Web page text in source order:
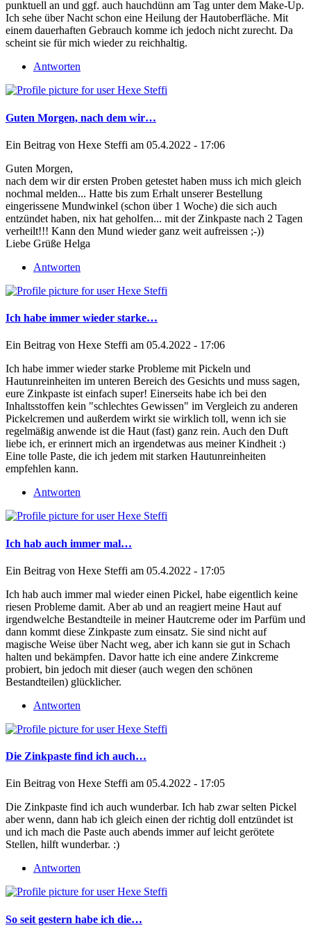
punktuell an und ggf. auch hauchdünn am Tag unter dem Make-Up.
Ich sehe über Nacht schon eine Heilung der Hautoberfläche. Mit
einem dauerhaften Gebrauch komme ich jedoch nicht zurecht. Da
scheint sie für mich wieder zu reichhaltig.
Antworten
Guten Morgen, nach dem wir…
Ein Beitrag von Hexe Steffi am 05.4.2022 - 17:06
Guten Morgen,
nach dem wir dir ersten Proben getestet haben muss ich mich gleich
nochmal melden... Hatte bis zum Erhalt unserer Bestellung
eingerissene Mundwinkel (schon über 1 Woche) die sich auch
entzündet haben, nix hat geholfen... mit der Zinkpaste nach 2 Tagen
verheilt!!! Kann den Mund wieder ganz weit aufreissen ;-))
Liebe Grüße Helga
Antworten
Ich habe immer wieder starke…
Ein Beitrag von Hexe Steffi am 05.4.2022 - 17:06
Ich habe immer wieder starke Probleme mit Pickeln und
Hautunreinheiten im unteren Bereich des Gesichts und muss sagen,
eure Zinkpaste ist einfach super! Einerseits habe ich bei den
Inhaltsstoffen kein "schlechtes Gewissen" im Vergleich zu anderen
Pickelcremen und außerdem wirkt sie wirklich toll, wenn ich sie
regelmäßig anwende ist die Haut (fast) ganz rein. Auch den Duft
liebe ich, er erinnert mich an irgendetwas aus meiner Kindheit :)
Eine tolle Paste, die ich jedem mit starken Hautunreinheiten
empfehlen kann.
Antworten
Ich hab auch immer mal…
Ein Beitrag von Hexe Steffi am 05.4.2022 - 17:05
Ich hab auch immer mal wieder einen Pickel, habe eigentlich keine
riesen Probleme damit. Aber ab und an reagiert meine Haut auf
irgendwelche Bestandteile in meiner Hautcreme oder im Parfüm und
dann kommt diese Zinkpaste zum einsatz. Sie sind nicht auf
magische Weise über Nacht weg, aber ich kann sie gut in Schach
halten und bekämpfen. Davor hatte ich eine andere Zinkcreme
probiert, bin jedoch mit dieser (auch wegen den schönen
Bestandteilen) glücklicher.
Antworten
Die Zinkpaste find ich auch…
Ein Beitrag von Hexe Steffi am 05.4.2022 - 17:05
Die Zinkpaste find ich auch wunderbar. Ich hab zwar selten Pickel
aber wenn, dann hab ich gleich einen der richtig doll entzündet ist
und ich mach die Paste auch abends immer auf leicht gerötete
Stellen, hilft wunderbar. :)
Antworten
So seit gestern habe ich die…